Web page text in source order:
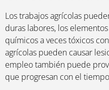
Los trabajos agrícolas
duras labores, los
químicos a veces tóxicos
agrícolas pueden causar
empleo también puede
que progresan con el